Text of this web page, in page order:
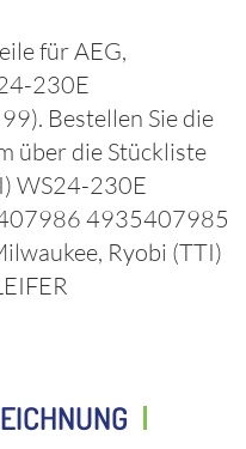
fürAEG,
230E
. Bestellen Sie die
über die Stückliste
WS24-230E
4935407985
Ryobi (TTI)